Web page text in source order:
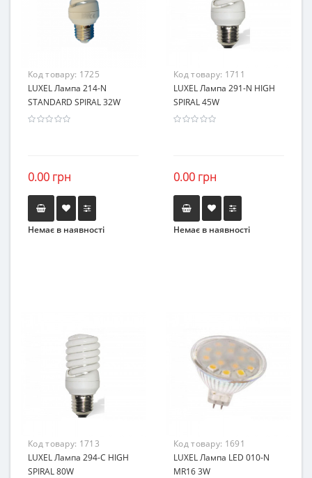
Код товару: 1725
LUXEL Лампа 214-N
STANDARD SPIRAL 32W
0.00 грн
Немає в наявності
Код товару: 1711
LUXEL Лампа 291-N HIGH
SPIRAL 45W
0.00 грн
Немає в наявності
Код товару: 1713
LUXEL Лампа 294-C HIGH
SPIRAL 80W
Код товару: 1691
LUXEL Лампа LED 010-N
MR16 3W